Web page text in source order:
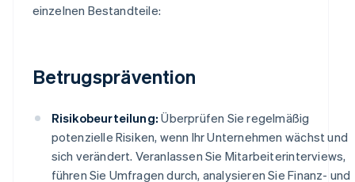
einzelnen Bestandteile:
Betrugsprävention
Risikobeurteilung: Überprüfen Sie regelmäßig
potenzielle Risiken, wenn Ihr Unternehmen wächst und
sich verändert. Veranlassen Sie Mitarbeiterinterviews,
führen Sie Umfragen durch, analysieren Sie Finanz- und